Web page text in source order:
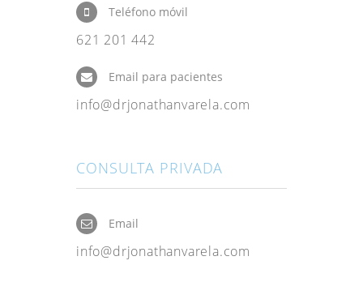
Teléfono móvil
621 201 442
Email para pacientes
info@drjonathanvarela.com
CONSULTA PRIVADA
Email
info@drjonathanvarela.com